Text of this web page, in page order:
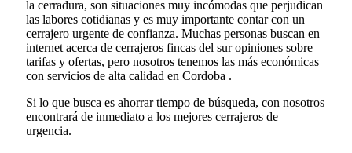
la cerradura, son situaciones muy incómodas que perjudican
las labores cotidianas y es muy importante contar con un
cerrajero urgente de confianza. Muchas personas buscan en
internet acerca de cerrajeros fincas del sur opiniones sobre
tarifas y ofertas, pero nosotros tenemos las más económicas
con servicios de alta calidad en Cordoba .
Si lo que busca es ahorrar tiempo de búsqueda, con nosotros
encontrará de inmediato a los mejores cerrajeros de
urgencia.